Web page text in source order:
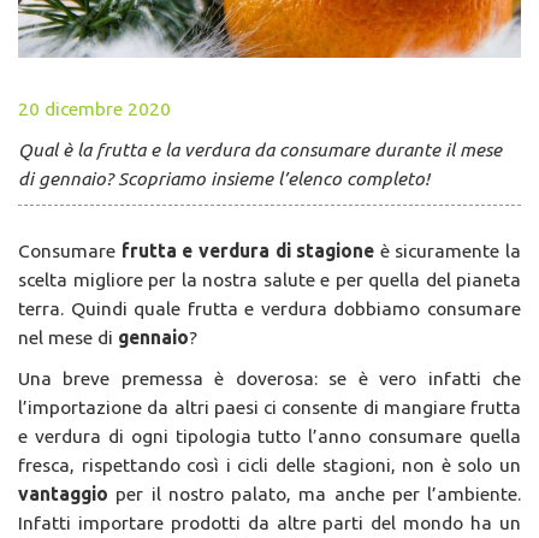
20 dicembre 2020
Qual è la frutta e la verdura da consumare durante il mese
di gennaio? Scopriamo insieme l’elenco completo!
Consumare frutta e verdura di stagione è sicuramente la
scelta migliore per la nostra salute e per quella del pianeta
terra. Quindi quale frutta e verdura dobbiamo consumare
nel mese di gennaio?
Una breve premessa è doverosa: se è vero infatti che
l’importazione da altri paesi ci consente di mangiare frutta
e verdura di ogni tipologia tutto l’anno consumare quella
fresca, rispettando così i cicli delle stagioni, non è solo un
vantaggio per il nostro palato, ma anche per l’ambiente.
Infatti importare prodotti da altre parti del mondo ha un